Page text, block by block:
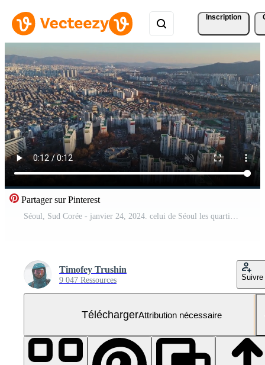
Inscription
Partager sur Pinterest
Séoul, Sud Corée - janvier 24, 2024. celui de Séoul les quartiers révéler moderne vie. gratte-ciel appartements dans celui de Séoul les quartiers symboliser Sud la Corée Urbain innovation confort marque celui de Séoul les quartiers
Timofey Trushin
9 047 Ressources Suivre
TéléchargerAttribution nécessaire